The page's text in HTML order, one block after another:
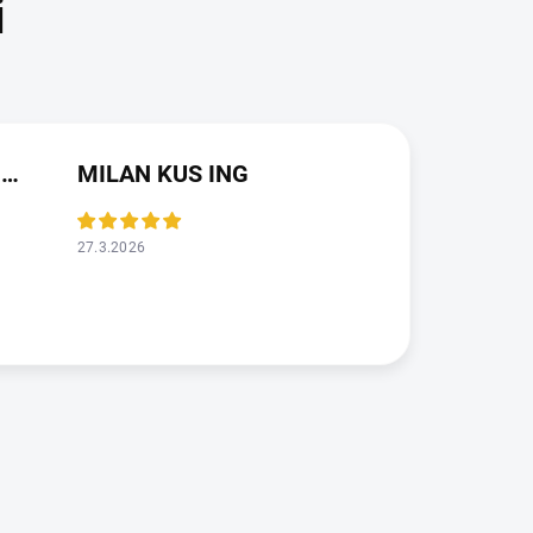
JAROSLAVA VALDMANOVA MILAN KUS ING
27.3.2026